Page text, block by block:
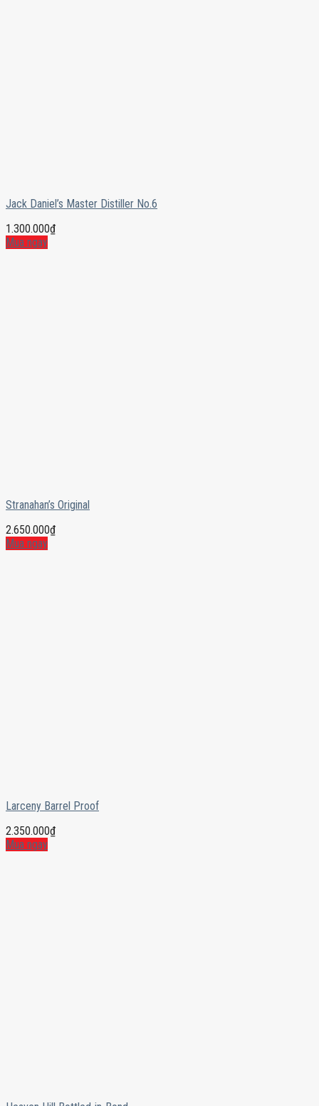
Jack Daniel’s Master Distiller No.6
1.300.000₫
Mua ngay
Stranahan’s Original
2.650.000₫
Mua ngay
Larceny Barrel Proof
2.350.000₫
Mua ngay